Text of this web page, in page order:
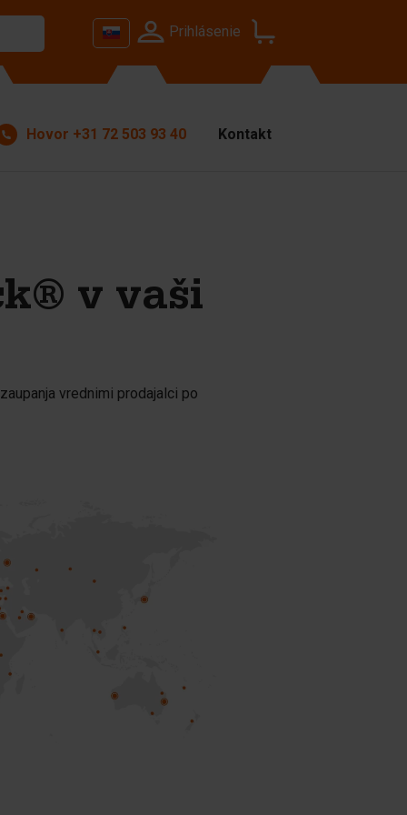
Prihlásenie
Hovor +31 72 503 93 40 Kontakt
v vaši
vrednimi prodajalci po